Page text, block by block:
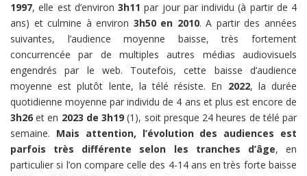
1997, elle est d’environ 3h11 par jour par individu (à partir de 4
ans) et culmine à environ 3h50 en 2010. A partir des années
suivantes, l’audience moyenne baisse, très fortement
concurrencée par de multiples autres médias audiovisuels
engendrés par le web. Toutefois, cette baisse d’audience
moyenne est plutôt lente, la télé résiste. En 2022, la durée
quotidienne moyenne par individu de 4 ans et plus est encore de
3h26 et en 2023 de 3h19 (1), soit presque 24 heures de télé par
semaine. Mais attention, l’évolution des audiences est
parfois très différente selon les tranches d’âge, en
particulier si l’on compare celle des 4-14 ans en très forte baisse